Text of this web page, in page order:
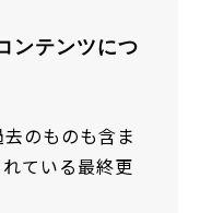
ンテンツにつ
のものも含ま
ている最終更